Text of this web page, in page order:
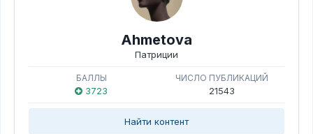
Ahmetova
Патриции
БАЛЛЫ
3723
ЧИСЛО ПУБЛИКАЦИЙ
21543
Найти контент